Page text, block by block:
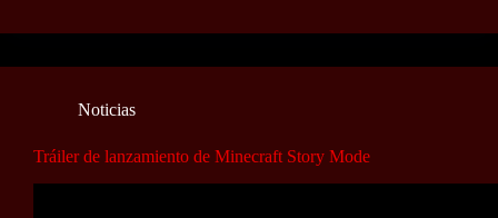
Noticias
Tráiler de lanzamiento de Minecraft Story Mode